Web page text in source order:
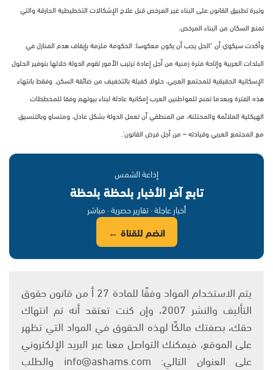
وتيرة تطبيق القانون على البناء غير المرخص قبل علاج الإشكالات التخطيطية الحارقة والتي
تمنع السكان من البناء المرخص.
وأكدت سيكوي أن "الحل يجب أن يكون معكوسا: الحكومة ملزمة بإيقاف هدم المنازل في
البلدات العربية وإتاحة فترة زمنية من أجل إعادة ترتيب الأمور تقوم الدولة خلالها بتوفير الحلول
الإسكانية الحقيقية للمجتمع العربي، حلولا كفيلة بالتخفيف من ضائقة السكن. وفقط بانتهاء
هذه الفترة وبعدما تمنح للمواطنين العرب إمكانية عادلة لبناء بيوتهم وفقا للمخططات
الهيكلية الملائمة والمحتلنة، من المنطقي أن تعمل الدولة بشكل عادل، ومتساو وبالتنسيق
مع المجتمع العربي وقيادته – من أجل فرض القانون'.
إذاعة الشمس
تابع آخر الأخبار بلحظة بلحظة
أخبار عاجلة · تقارير حصرية · مباشر
انضم للقناة ←
يتم الاستخدام المواد وفقًا للمادة 27 أ من قانون حقوق
التأليف والنشر 2007، وإن كنت تعتقد أنه تم انتهاك
حقك، بصفتك مالكًا لهذه الحقوق في المواد التي تظهر
على الموقع، فيمكنك التواصل معنا عبر البريد الإلكتروني
على العنوان التالي: info@ashams.com والطلب